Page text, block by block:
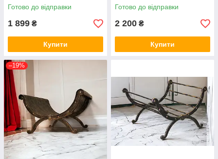
Готово до відправки
1 899 ₴
Купити
Готово до відправки
2 200 ₴
Купити
–19%